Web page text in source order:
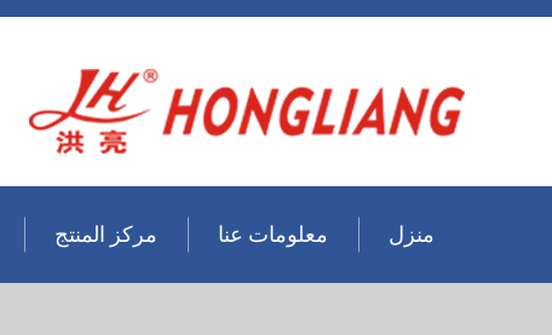
منزل معلومات عنا مركز المنتج